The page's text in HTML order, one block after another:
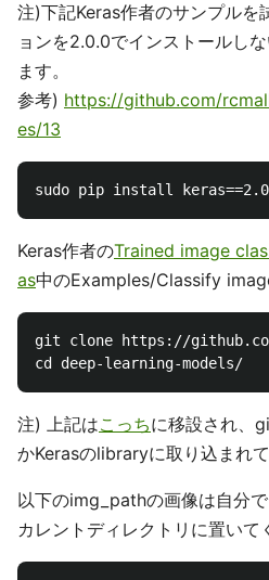
注)下記Keras作者のサンプルを
ョンを2.0.0でインストールし
ます。
参考) https://github.com/
es/13
Keras作者のTrained image
as中のExamples/Classify
git clone https://
注) 上記はこっちに移設され、
かKerasのlibraryに取り込まれて
以下のimg_pathの画像は自分で
カレントディレクトリに置いて